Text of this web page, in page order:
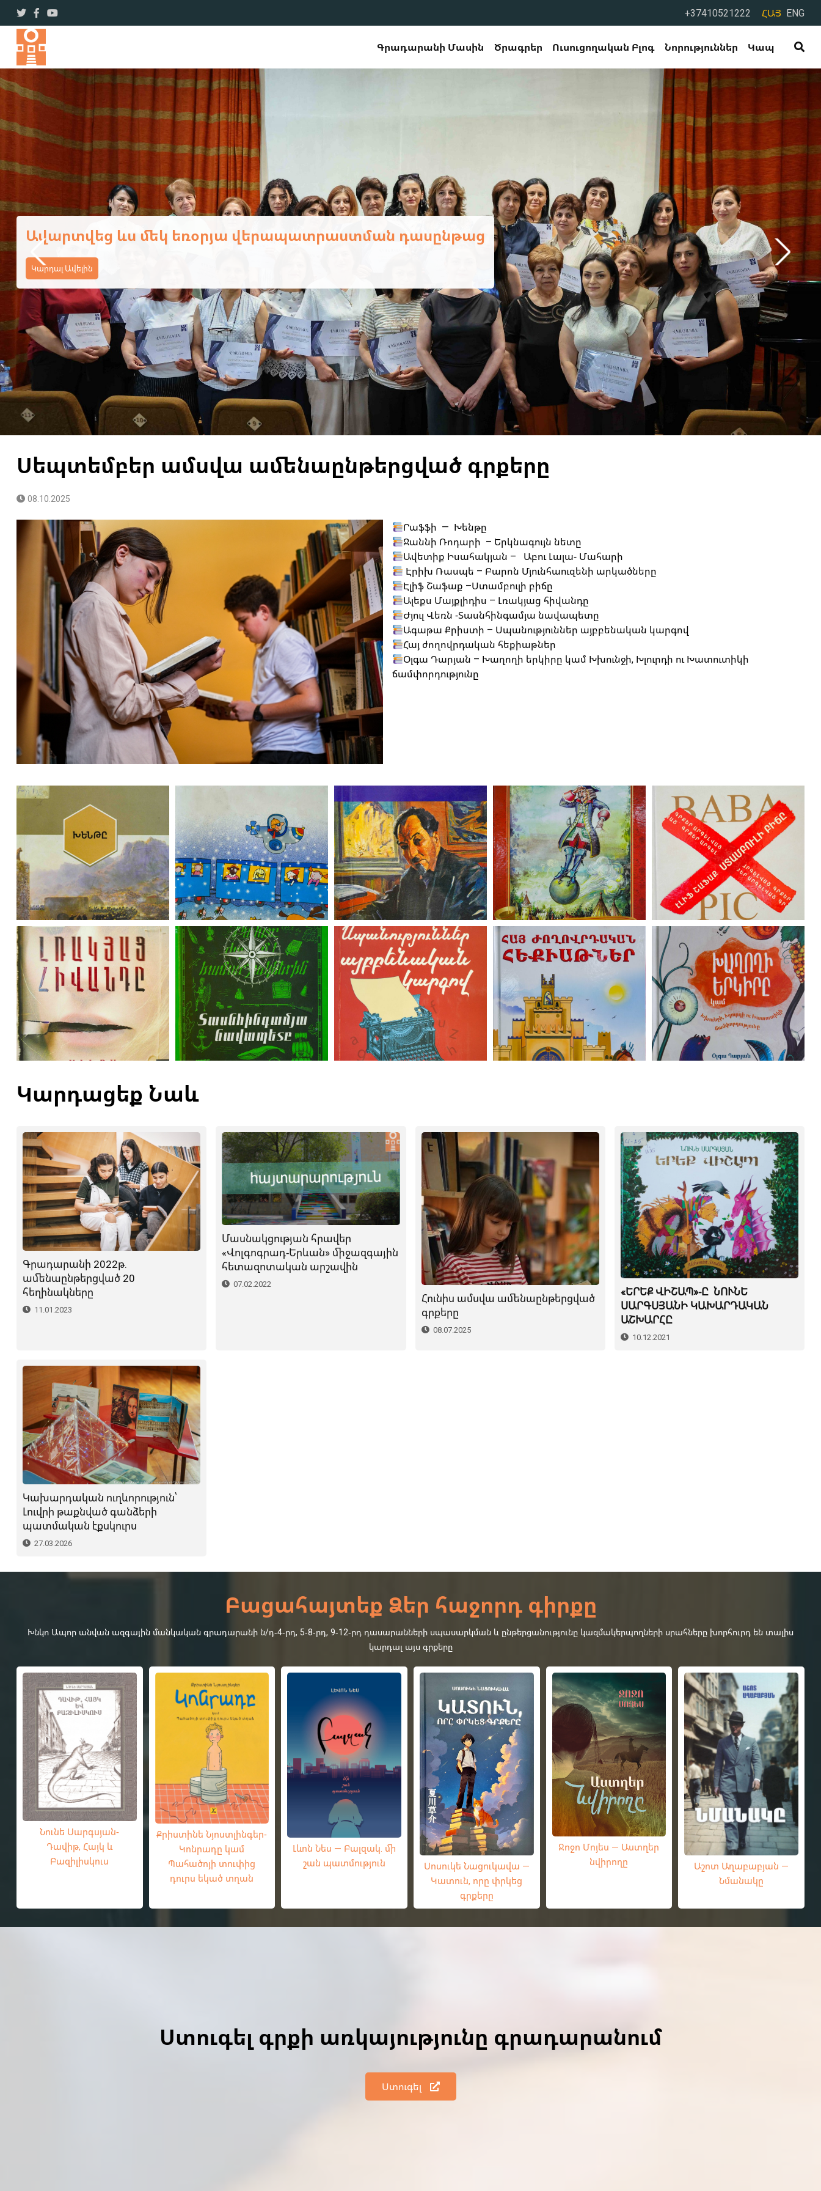
+37410521222 ՀԱՅ ENG
Գրադարանի Մասին Ծրագրեր Ուսուցողական Բլոգ Նորություններ Կապ
Ավարտվեց Կոտայքի մարզի դպրոցական գրադարանավարների եռօրյա վերապատրաստման
դասընթացի առաջին փուլը
Կարդալ Ավելին
Սեպտեմբեր ամսվա ամենաընթերցված գրքերը
08.10.2025
Րաֆֆի — Խենթը
Ջաննի Ռոդարի – Երկնագույն նետը
Ավետիք Իսահակյան – Աբու Լալա- Մահարի
Էրիխ Ռասպե – Բարոն Մյունհաուզենի արկածները
Էլիֆ Շաֆաք –Ստամբուլի բիճը
Ալեքս Մայքլիդիս – Լռակյաց հիվանդը
Ժյուլ Վեռն -Տասնհինգամյա նավապետը
Ագաթա Քրիստի – Սպանություններ այբբենական կարգով
Հայ ժողովրդական հեքիաթներ
Օլգա Դարյան – Խաղողի երկիրը կամ Խխունջի, Խլուրդի ու Խատուտիկի
ճամփորդությունը
Կարդացեք Նաև
Գրադարանի 2022թ.
ամենաընթերցված 20
հեղինակները
11.01.2023
Մասնակցության հրավեր
«Վոլգոգրադ-Երևան» միջազգային
հետազոտական արշավին
07.02.2022
Հունիս ամսվա ամենաընթերցված
գրքերը
08.07.2025
«ԵՐԵՔ ՎԻՇԱՊ»-Ը ՆՈՒՆԵ
ՍԱՐԳՍՅԱՆԻ ԿԱԽԱՐԴԱԿԱՆ
ԱՇԽԱՐՀԸ
10.12.2021
Կախարդական ուղևորություն՝
Լուվրի թաքնված գանձերի
պատմական էքսկուրս
27.03.2026
Բացահայտեք Ձեր հաջորդ գիրքը
Խնկո Ապոր անվան ազգային մանկական գրադարանի ն/դ-4-րդ, 5-8-րդ, 9-12-րդ դասարանների սպասարկման և ընթերցանությունը կազմակերպողների սրահները խորհուրդ են տալիս
կարդալ այս գրքերը
Նունե Սարգսյան-
Դավիթ, Հայկ և
Բազիլիսկուս
Քրիստինե Նյոստլինգեր-
Կոնրադը կամ
Պահածոյի տուփից
դուրս եկած տղան
Լևոն Նես — Բալզակ. մի
շան պատմություն
Սոսուկե Նացուկավա —
Կատուն, որը փրկեց
գրքերը
Ջոջո Մոյես — Աստղեր
նվիրողը
Աշոտ Աղաբաբյան —
Նմանակը
Ստուգել գրքի առկայությունը գրադարանում
Ստուգել